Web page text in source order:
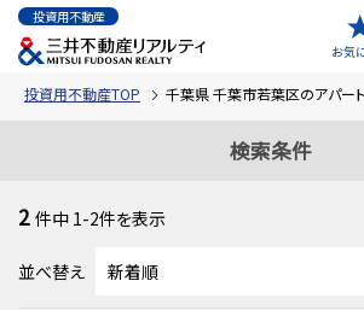
投資用不動産
お気
投資用不動産TOP 千葉県 千葉市若葉区のアパー
検索条件
2 件中 1-2件を表示
並べ替え